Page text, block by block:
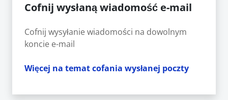
Cofnij wysłaną wiadomość e-mail
Cofnij wysyłanie wiadomości na dowolnym
koncie e-mail
Więcej na temat cofania wysłanej poczty